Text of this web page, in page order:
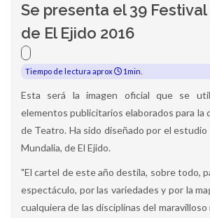
Se presenta el 39
de El Ejido 2016
Tiempo de lectura aprox 1min.
Esta será la imagen oficial que se
elementos publicitarios elaborados para la
de Teatro. Ha sido diseñado por el
Mundalia, de El Ejido.
"El cartel de este año destila, sobre todo,
espectáculo, por las variedades y por la
cualquiera de las disciplinas del